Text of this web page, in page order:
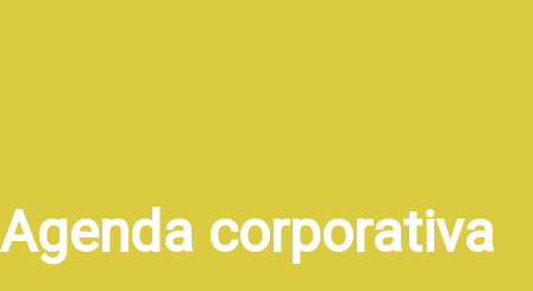
Agenda corporativa